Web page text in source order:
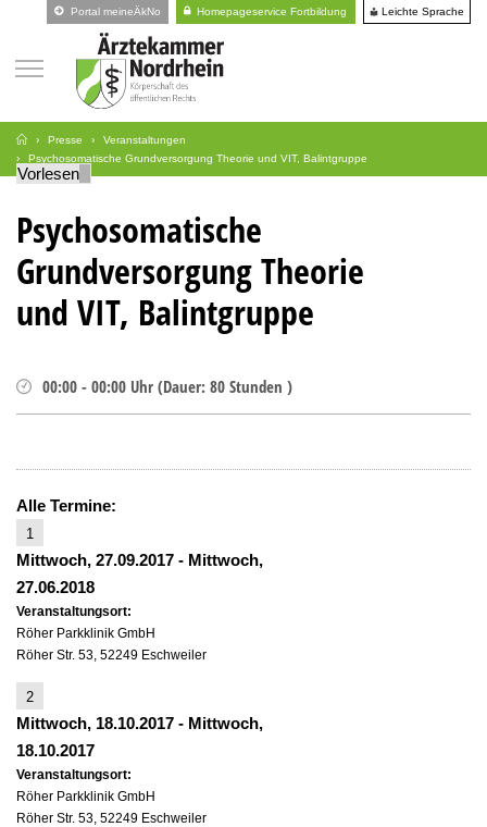
Portal meineÄkNo Homepageservice Fortbildung Leichte Sprache
Presse
Veranstaltungen
Psychosomatische Grundversorgung Theorie und VIT, Balintgruppe
Vorlesen
Psychosomatische
Grundversorgung Theorie
und VIT, Balintgruppe
00:00 - 00:00 Uhr (Dauer: 80 Stunden )
Alle Termine:
1
Mittwoch, 27.09.2017 - Mittwoch,
27.06.2018
Veranstaltungsort:
Röher Parkklinik GmbH
Röher Str. 53, 52249 Eschweiler
2
Mittwoch, 18.10.2017 - Mittwoch,
18.10.2017
Veranstaltungsort:
Röher Parkklinik GmbH
Röher Str. 53, 52249 Eschweiler